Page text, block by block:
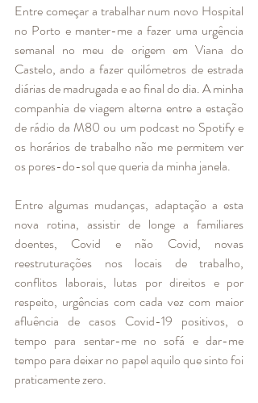
Entre começar a trabalhar num novo Hospital
no Porto e manter-me a fazer uma urgência
semanal no meu de origem em Viana do
Castelo, ando a fazer quilómetros de estrada
diárias de madrugada e ao final do dia. A minha
companhia de viagem alterna entre a estação
de rádio da M80 ou um podcast no Spotify e
os horários de trabalho não me permitem ver
os pores-do-sol que queria da minha janela.
Entre algumas mudanças, adaptação a esta
nova rotina, assistir de longe a familiares
doentes, Covid e não Covid, novas
reestruturações nos locais de trabalho,
conflitos laborais, lutas por direitos e por
respeito, urgências com cada vez com maior
afluência de casos Covid-19 positivos, o
tempo para sentar-me no sofá e dar-me
tempo para deixar no papel aquilo que sinto foi
praticamente zero.